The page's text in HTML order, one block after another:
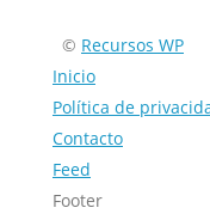
Encuéntranos en:
© Recursos WP
Inicio
Política de
Contacto
Feed
Footer